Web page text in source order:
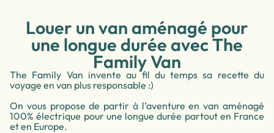
Louer un van aménagé pour
une longue durée avec The
Family Van
The Family Van invente au fil du temps sa recette du
voyage en van plus responsable :)
On vous propose de partir à l’aventure en van aménagé
100% électrique pour une longue durée partout en France
et en Europe.